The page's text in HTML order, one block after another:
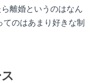
離婚というのはなん
のはあまり好きな制